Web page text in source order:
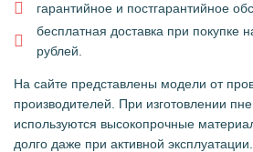
гарантийное и постгарантийное
бесплатная доставка при покупке
рублей.
На сайте представлены модели от
производителей. При изготовлении
используются высокопрочные
долго даже при активной эксплуатации.